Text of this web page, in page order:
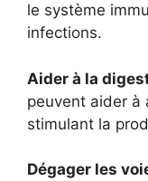
le système
infections.
Aider à la
peuvent aider à
stimulant la
Dégager les